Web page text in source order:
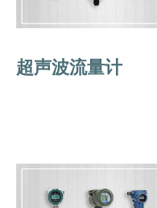
超声波流量计